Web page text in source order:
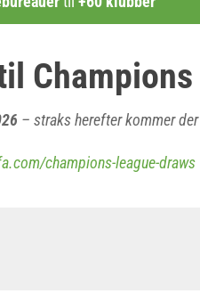
Champions
– straks herefter kommer
champions-league-draws